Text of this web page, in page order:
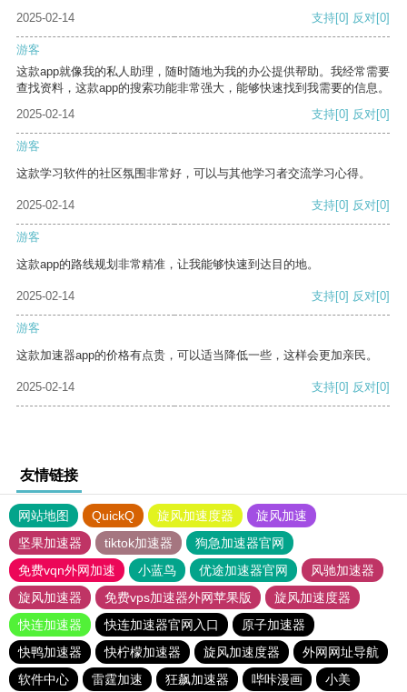
2025-02-14
支持[0] 反对[0]
游客
这款app就像我的私人助理，随时随地为我的办公提供帮助。我经常需要
查找资料，这款app的搜索功能非常强大，能够快速找到我需要的信息。
2025-02-14
支持[0] 反对[0]
游客
这款学习软件的社区氛围非常好，可以与其他学习者交流学习心得。
2025-02-14 支持[0] 反对[0]
游客
这款app的路线规划非常精准，让我能够快速到达目的地。
2025-02-14 支持[0] 反对[0]
游客
这款加速器app的价格有点贵，可以适当降低一些，这样会更加亲民。
2025-02-14 支持[0] 反对[0]
友情链接
网站地图 QuickQ 旋风加速度器
旋风加速
坚果加速器
tiktok加速器
狗急加速器官网
免费vqn外网加速
小蓝鸟 优途加速器官网
风驰加速器
旋风加速器
免费vps加速器外网苹果版
旋风加速度器
快连加速器
快连加速器官网入口
原子加速器
快鸭加速器
快柠檬加速器 旋风加速度器
外网网址导航
软件中心
雷霆加速 狂飙加速器 哔咔漫画 小美